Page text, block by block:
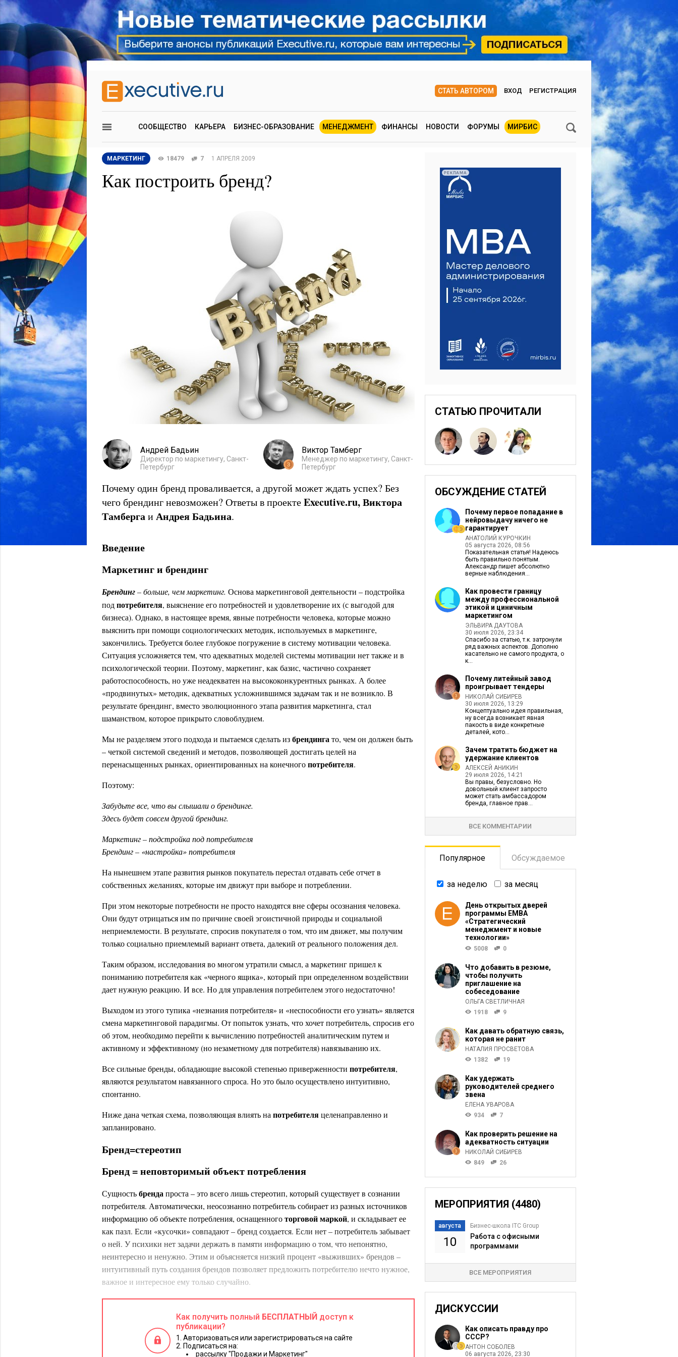
СТАТЬ АВТОРОМ ВХОД РЕГИСТРАЦИЯ
СООБЩЕСТВО КАРЬЕРА БИЗНЕС-ОБРАЗОВАНИЕ МЕНЕДЖМЕНТ ФИНАНСЫ НОВОСТИ ФОРУМЫ МИРБИС
МАРКЕТИНГ 18479 7 1 АПРЕЛЯ 2009
Как построить бренд?
Андрей Бадьин
Директор по маркетингу, Санкт-
Петербург
Виктор Тамберг
Менеджер по маркетингу, Санкт-
Петербург
Почему один бренд проваливается, а другой может ждать успех? Без
чего брендингневозможен? Ответы в проектеExecutive.ru,Виктора
ТамбергаиАндрея Бадьина.
Введение
Маркетинг и брендинг
Брендинг– больше, чем маркетинг. Основа маркетинговой деятельности – подстройка
подпотребителя, выяснение его потребностей и удовлетворение их (с выгодой для
бизнеса). Однако, в настоящее время, явные потребности человека, которые можно
выяснить при помощи социологических методик, используемых в маркетинге,
закончились. Требуется более глубокое погружение в систему мотивации человека.
Ситуация усложняется тем, что адекватных моделей системы мотивации нет также и в
психологической теории. Поэтому, маркетинг, как базис, частично сохраняет
работоспособность, но уже неадекватен на высококонкурентных рынках. А более
«продвинутых» методик, адекватных усложнившимся задачам так и не возникло. В
результате брендинг, вместо эволюционного этапа развития маркетинга, стал
шаманством, которое прикрыто словоблудием.
Мы не разделяем этого подхода и пытаемся сделать избрендингато, чем он должен быть
– четкой системой сведений и методов, позволяющей достигать целей на
перенасыщенных рынках, ориентированных на конечногопотребителя.
Поэтому:
Забудьте все, что вы слышали о брендинге.
Здесь будет совсем другой брендинг.
Маркетинг – подстройка под потребителя
Брендинг – «настройка» потребителя
На нынешнем этапе развития рынков покупатель перестал отдавать себе отчет в
собственных желаниях, которые им движут при выборе и потреблении.
При этом некоторые потребности не просто находятся вне сферы осознания человека.
Они будут отрицаться им по причине своей эгоистичной природы и социальной
неприемлемости. В результате, спросив покупателя о том, что им движет, мы получим
только социально приемлемый вариант ответа, далекий от реального положения дел.
Таким образом, исследования во многом утратили смысл, а маркетинг пришел к
пониманию потребителя как «черного ящика», который при определенном воздействии
дает нужную реакцию. И все. Но для управления потребителем этого недостаточно!
Выходом из этого тупика «незнания потребителя» и «неспособности его узнать» является
смена маркетинговой парадигмы. От попыток узнать, что хочет потребитель, спросив его
об этом, необходимо перейти к вычислению потребностей аналитическим путем и
активному и эффективному (но незаметному для потребителя) навязыванию их.
Все сильные бренды, обладающие высокой степенью приверженности потребителя,
являются результатом навязанного спроса. Но это было осуществлено интуитивно,
спонтанно.
Ниже дана четкая схема, позволяющая влиять на потребителяцеленаправленно и
запланировано.
Бренд=стереотип
Бренд = неповторимый объект потребления
Сущностьбрендапроста – это всего лишь стереотип, который существует в сознании
потребителя. Автоматически, неосознанно потребитель собирает из разных источников
информацию об объекте потребления, оснащенноготорговой маркой, и складывает ее
как пазл. Если «кусочки» совпадают – бренд создается. Если нет – потребитель забывает
о ней. У психики нет задачи держать в памяти информацию о том, что непонятно,
неинтересно и ненужно. Этим и объясняется низкий процент «выживших» брендов –
интуитивный путь создания брендов позволяет предложить потребителю нечто нужное,
важное и интересное ему только случайно.
Что же интереснопотребителю? Он сам, реализация его явных и тайных мотивов. Если
объект потребления обещает это – у него есть шансы стать брендом. Если нет – извините.
Что же позволяет реализовать мотивыпотребителя? Сам продукт. Именно его мы
воспринимает в первую очередь.
Как получить полный БЕСПЛАТНЫЙ доступ к
публикации?
Авторизоваться или зарегистрироваться на сайте
Подписаться на:
рассылку "Продажи и Маркетинг"
РЕКЛАМА
СТАТЬЮ ПРОЧИТАЛИ
ОБСУЖДЕНИЕ СТАТЕЙ
Почему первое попадание в
нейровыдачу ничего не
гарантирует
АНАТОЛИЙ КУРОЧКИН
05 августа 2026, 08:56
Показательная статья! Надеюсь
быть правильно понятым.
Александр пишет абсолютно
верные наблюдения...
Как провести границу
между профессиональной
этикой и циничным
маркетингом
ЭЛЬВИРА ДАУТОВА
30 июля 2026, 23:34
Спасибо за статью, т.к. затронули
ряд важных аспектов. Дополню
касательно не самого продукта, о
к...
Почему литейный завод
проигрывает тендеры
НИКОЛАЙ СИБИРЕВ
30 июля 2026, 13:29
Концептуально идея правильная,
ну всегда возникает явная
пакость в виде конкретные
деталей, кото...
Зачем тратить бюджет на
удержание клиентов
АЛЕКСЕЙ АНИКИН
29 июля 2026, 14:21
Вы правы, безусловно. Но
довольный клиент запросто
может стать амбассадором
бренда, главное прав...
ВСЕ КОММЕНТАРИИ
Популярное Обсуждаемое
за неделю за месяц
День открытых дверей
программы ЕМВА
«Стратегический
менеджмент и новые
технологии»
5008 0
Что добавить в резюме,
чтобы получить
приглашение на
собеседование
ОЛЬГА СВЕТЛИЧНАЯ
1918
9
Как давать обратную связь,
которая не ранит
НАТАЛИЯ ПРОСВЕТОВА
1382
19
Как удержать
руководителей среднего
звена
ЕЛЕНА УВАРОВА
934
7
Как проверить решение на
адекватность ситуации
НИКОЛАЙ СИБИРЕВ
849
26
МЕРОПРИЯТИЯ (4480)
августа
10
Бизнес-школа ITC Group
Работа с офисными
программами
ВСЕ МЕРОПРИЯТИЯ
ДИСКУССИИ
Как описать правду про
СССР?
АНТОН СОБОЛЕВ
06 августа 2026, 23:30